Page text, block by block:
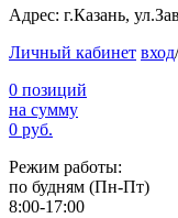
Адрес: г.Казань,
Личный кабинет вход/
0 позиций
на сумму
0 руб.
Режим работы:
по будням (Пн-Пт)
8:00-17:00